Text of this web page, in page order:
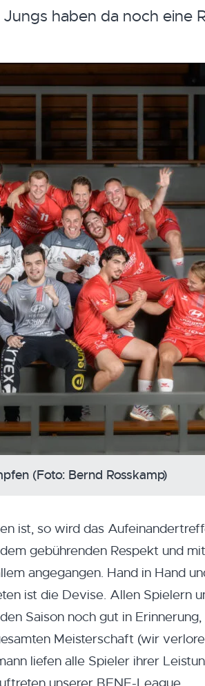
haben da noch eine
(Foto: Bernd Rosskamp)
ist, so wird das
gebührenden Respekt und
angegangen. Hand in Hand
ist die Devise. Allen Spielern
Saison noch gut in Erinnerung,
Meisterschaft (wir
liefen alle Spieler ihrer